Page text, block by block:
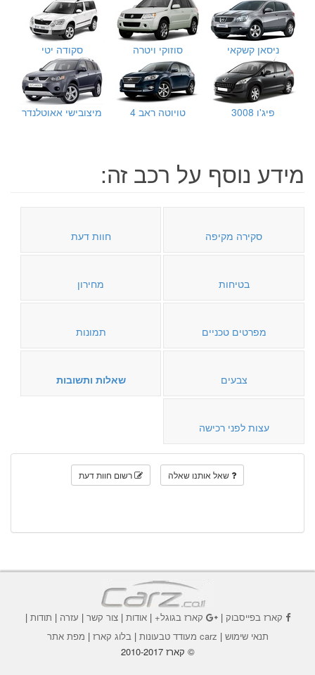
ניסאן קשקאי סוזוקי ויטרה סקודה יטי
פיג'ו 3008 טויוטה ראב 4 מיצובישי אאוטלנדר
מידע נוסף על רכב זה:
סקירה מקיפה חוות דעת
בטיחות מחירון
מפרטים טכניים תמונות
צבעים שאלות ותשובות
עצות לפני רכישה
שאל אותנו שאלה רשום חוות דעת
קארז בפייסבוק| קארז בגוגל+|אודות |צור קשר | עזרה | תודות |
תנאי שימוש | carz מעודד טבעונות |בלוג קארז | מפת אתר
© קארז 2010-2017